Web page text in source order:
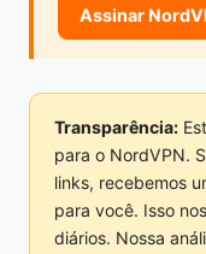
Assinar
Transparência:
para o NordVPN.
links, recebemos
para você. Isso
diários. Nossa